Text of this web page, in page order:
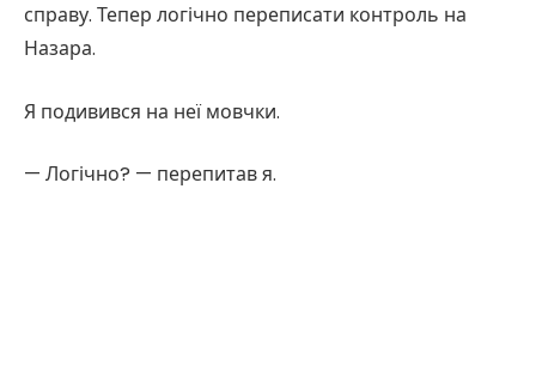
справу. Тепер логічно переписати контроль на
Назара.
Я подивився на неї мовчки.
— Логічно? — перепитав я.